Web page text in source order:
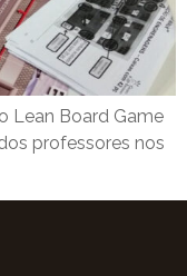
Lean Board Game
professores nos